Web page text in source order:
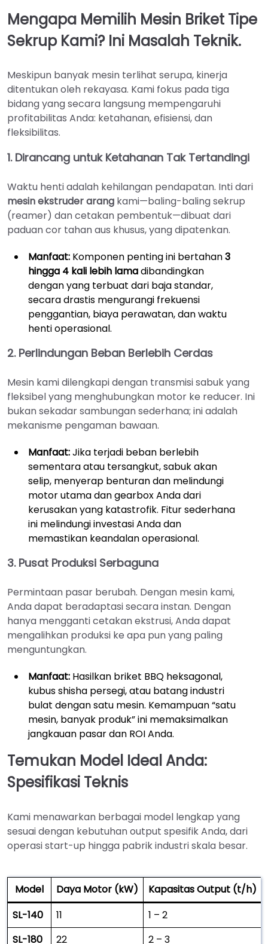
Mengapa Memilih Mesin Briket Tipe
Sekrup Kami? Ini Masalah Teknik.
Meskipun banyak mesin terlihat serupa, kinerja
ditentukan oleh rekayasa. Kami fokus pada tiga
bidang yang secara langsung mempengaruhi
profitabilitas Anda: ketahanan, efisiensi, dan
fleksibilitas.
1. Dirancang untuk Ketahanan Tak Tertandingi
Waktu henti adalah kehilangan pendapatan. Inti dari
mesin ekstruder arang kami—baling-baling sekrup
(reamer) dan cetakan pembentuk—dibuat dari
paduan cor tahan aus khusus, yang dipatenkan.
Manfaat: Komponen penting ini bertahan3
hingga 4 kali lebih lamadibandingkan
dengan yang terbuat dari baja standar,
secara drastis mengurangi frekuensi
penggantian, biaya perawatan, dan waktu
henti operasional.
2. Perlindungan Beban Berlebih Cerdas
Mesin kami dilengkapi dengan transmisi sabuk yang
fleksibel yang menghubungkan motor ke reducer. Ini
bukan sekadar sambungan sederhana; ini adalah
mekanisme pengaman bawaan.
Manfaat:Jika terjadi beban berlebih
sementara atau tersangkut, sabuk akan
selip, menyerap benturan dan melindungi
motor utama dan gearbox Anda dari
kerusakan yang katastrofik. Fitur sederhana
ini melindungi investasi Anda dan
memastikan keandalan operasional.
3. Pusat Produksi Serbaguna
Permintaan pasar berubah. Dengan mesin kami,
Anda dapat beradaptasi secara instan. Dengan
hanya mengganti cetakan ekstrusi, Anda dapat
mengalihkan produksi ke apa pun yang paling
menguntungkan.
Manfaat: Hasilkan briket BBQ heksagonal,
kubus shisha persegi, atau batang industri
bulat dengan satu mesin. Kemampuan “satu
mesin, banyak produk” ini memaksimalkan
jangkauan pasar dan ROI Anda.
Temukan Model Ideal Anda:
Spesifikasi Teknis
Kami menawarkan berbagai model lengkap yang
sesuai dengan kebutuhan output spesifik Anda, dari
operasi start-up hingga pabrik industri skala besar.
Model Daya Motor (kW) Kapasitas Output (t/h)
SL-140
11 1 – 2
SL-180
22 2 – 3